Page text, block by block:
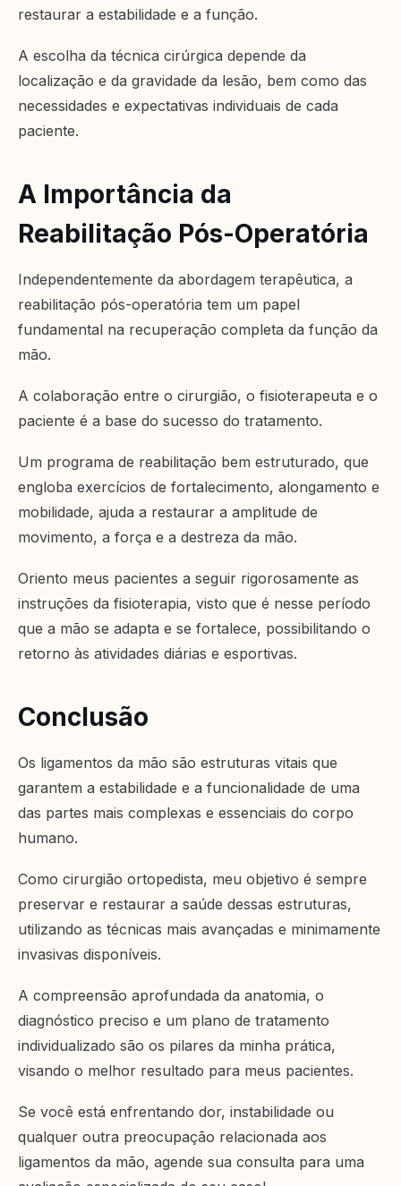
restaurar a estabilidade e a função.
A escolha da técnica cirúrgica depende da
localização e da gravidade da lesão, bem como das
necessidades e expectativas individuais de cada
paciente.
A Importância da
Reabilitação Pós-Operatória
Independentemente da abordagem terapêutica, a
reabilitação pós-operatória tem um papel
fundamental na recuperação completa da função da
mão.
A colaboração entre o cirurgião, o fisioterapeuta e o
paciente é a base do sucesso do tratamento.
Um programa de reabilitação bem estruturado, que
engloba exercícios de fortalecimento, alongamento e
mobilidade, ajuda a restaurar a amplitude de
movimento, a força e a destreza da mão.
Oriento meus pacientes a seguir rigorosamente as
instruções da fisioterapia, visto que é nesse período
que a mão se adapta e se fortalece, possibilitando o
retorno às atividades diárias e esportivas.
Conclusão
Os ligamentos da mão são estruturas vitais que
garantem a estabilidade e a funcionalidade de uma
das partes mais complexas e essenciais do corpo
humano.
Como cirurgião ortopedista, meu objetivo é sempre
preservar e restaurar a saúde dessas estruturas,
utilizando as técnicas mais avançadas e minimamente
invasivas disponíveis.
A compreensão aprofundada da anatomia, o
diagnóstico preciso e um plano de tratamento
individualizado são os pilares da minha prática,
visando o melhor resultado para meus pacientes.
Se você está enfrentando dor, instabilidade ou
qualquer outra preocupação relacionada aos
ligamentos da mão, agende sua consulta para uma